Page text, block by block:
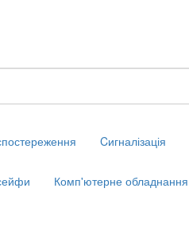
Cигналізація
Комп'ютерне обладнання